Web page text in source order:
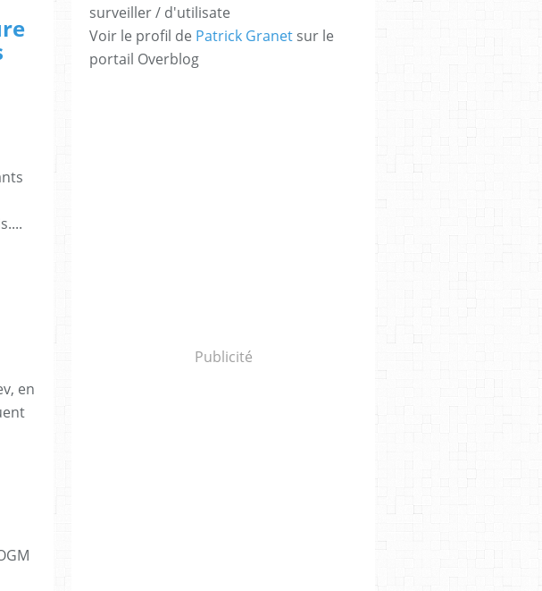
en
surveiller / d'utilisate
Voir le profil de Patrick Granet sur le
portail Overblog
Publicité